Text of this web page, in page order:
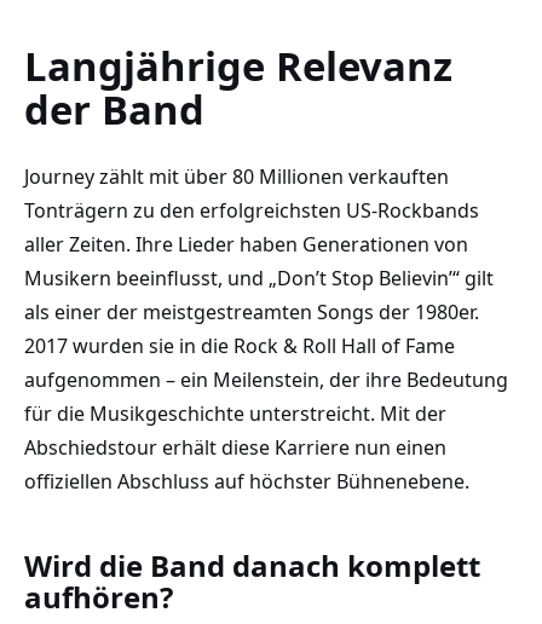
Langjährige Relevanz
der Band
Journey zählt mit über 80 Millionen verkauften
Tonträgern zu den erfolgreichsten US-Rockbands
aller Zeiten. Ihre Lieder haben Generationen von
Musikern beeinflusst, und „Don’t Stop Believin’“ gilt
als einer der meistgestreamten Songs der 1980er.
2017 wurden sie in die Rock & Roll Hall of Fame
aufgenommen – ein Meilenstein, der ihre Bedeutung
für die Musikgeschichte unterstreicht. Mit der
Abschiedstour erhält diese Karriere nun einen
offiziellen Abschluss auf höchster Bühnenebene.
Wird die Band danach komplett
aufhören?